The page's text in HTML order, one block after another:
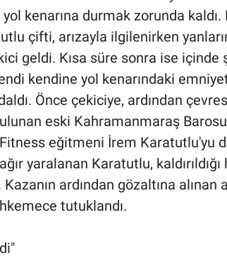
yol kenarına durmak zorunda
çifti, arızayla ilgilenirken
geldi. Kısa süre sonra ise içinde
kendine yol kenarındaki
Önce çekiciye, ardından
eski Kahramanmaraş
eğitmeni İrem Karatutlu'yu
yaralanan Karatutlu,
ardından gözaltına alınan
tutuklandı.